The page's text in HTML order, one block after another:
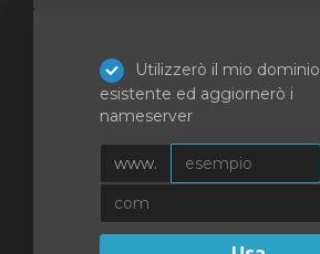
Utilizzerò il mio dominio
esistente ed aggiornerò i
nameserver
www.